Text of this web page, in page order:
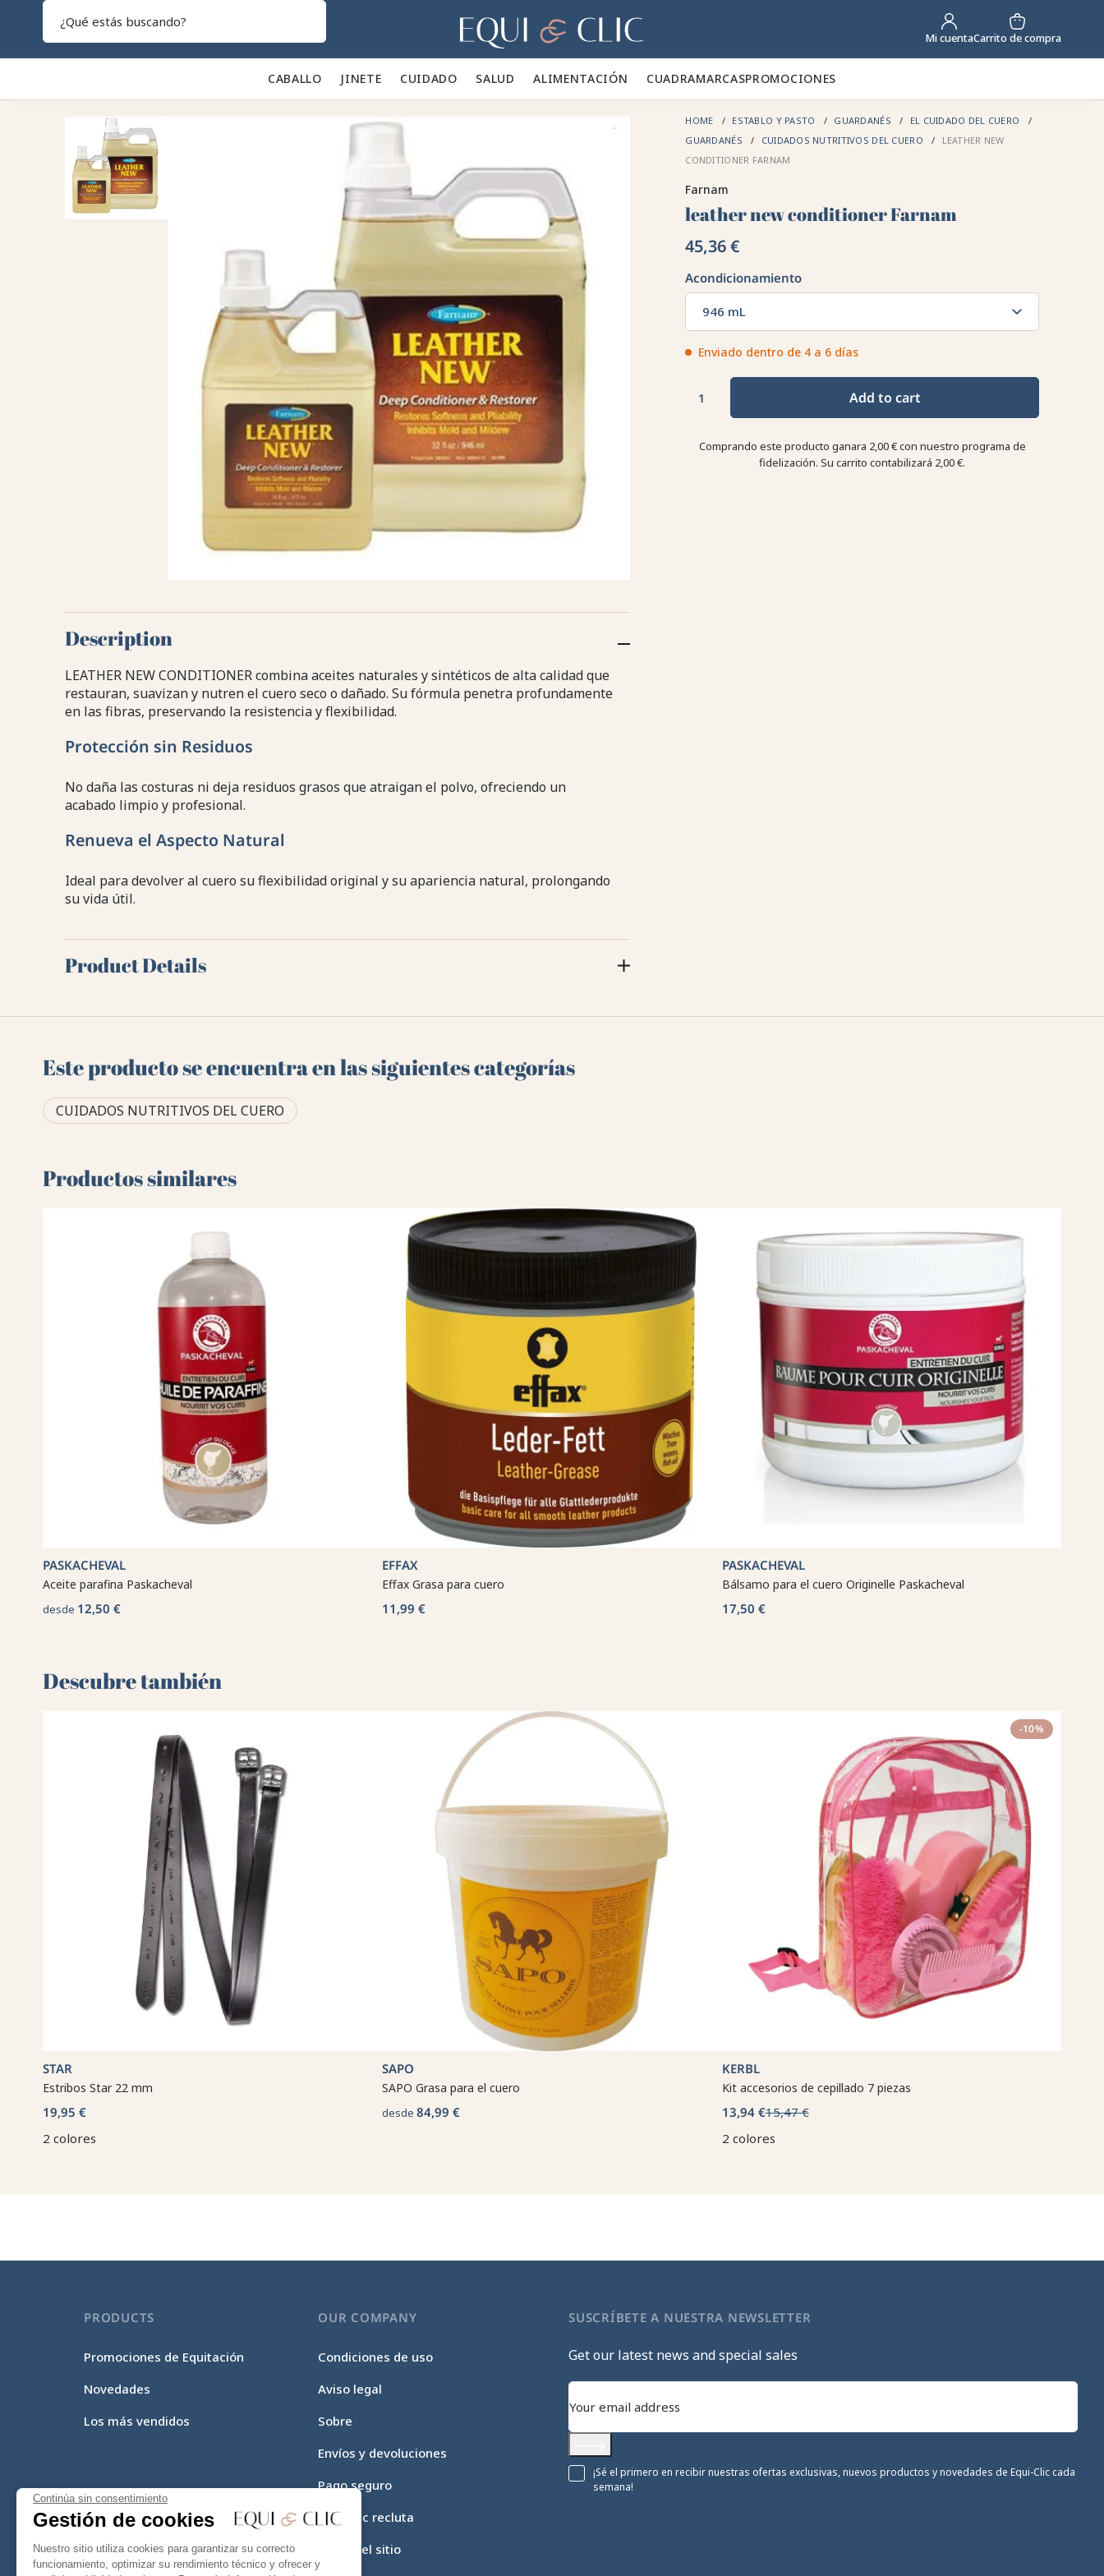
Continúa sin consentimiento
Gestión de cookies
Nuestro sitio utiliza cookies para garantizar su correcto
funcionamiento, optimizar su rendimiento técnico y ofrecer y
Hogar Mi cuentaCarrito de compra
CABALLO 🐎 JINETE 👕 CUIDADO 🪮 SALUD ✨ALIMENTACIÓN 🥕 CUADRAMARCASPROMOCIONES
HOME ESTABLO Y PASTO GUARDANÉS
EL CUIDADO DEL CUERO
GUARDANÉS
CUIDADOS NUTRITIVOS DEL CUERO
LEATHER NEW
CONDITIONER FARNAM
Farnam
leather new conditioner Farnam
45,36 €
Acondicionamiento
946 mL
Enviado dentro de 4 a 6 días
Add to cart
Comprando este producto ganara 2,00 €con nuestro programa de
fidelización. Su carrito contabilizará 2,00 €.
Description
LEATHER NEW CONDITIONER combina aceites naturales y sintéticos de alta calidad que
restauran, suavizan y nutren el cuero seco o dañado. Su fórmula penetra profundamente
en las fibras, preservando la resistencia y flexibilidad.
Protección sin Residuos
No daña las costuras ni deja residuos grasos que atraigan el polvo, ofreciendo un
acabado limpio y profesional.
Renueva el Aspecto Natural
Ideal para devolver al cuero su flexibilidad original y su apariencia natural, prolongando
su vida útil.
Product Details
Este producto se encuentra en las siguientes categorías
CUIDADOS NUTRITIVOS DEL CUERO
Productos similares
PASKACHEVAL
Aceite parafina Paskacheval
desde 12,50 €
EFFAX
Effax Grasa para cuero
11,99 €
PASKACHEVAL
Bálsamo para el cuero Originelle Paskacheval
17,50 €
Descubre también 🌻
STAR
Estribos Star 22 mm
19,95 €
2 colores
SAPO
SAPO Grasa para el cuero
desde84,99 €
-10%
KERBL
Kit accesorios de cepillado 7 piezas
13,94 €15,47 €
2 colores
PRODUCTS
Promociones de Equitación
Novedades
Los más vendidos
OUR COMPANY
Condiciones de uso
Aviso legal
Sobre
Envíos y devoluciones
Pago seguro
Equi-Clic recluta
Mapa del sitio
SUSCRÍBETE A NUESTRA NEWSLETTER
Get our latest news and special sales
Subscribe
¡Sé el primero en recibir nuestras ofertas exclusivas, nuevos productos y novedades de Equi-Clic cada
semana!